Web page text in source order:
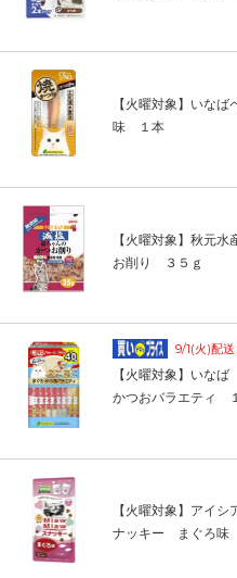
【火曜対象】いな
味 １本
【火曜対象】秋元
お削り ３５ｇ
9/1(火)配
【火曜対象】い
かつおバラエティ
【火曜対象】アイ
ナッキー まぐろ味